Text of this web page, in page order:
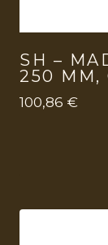
SH –
250 MM,
100,86 €